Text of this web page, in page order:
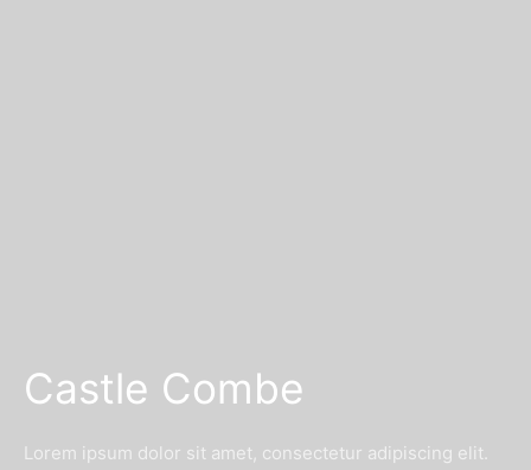
Castle Combe
Lorem ipsum dolor sit amet, consectetur adipiscing elit.